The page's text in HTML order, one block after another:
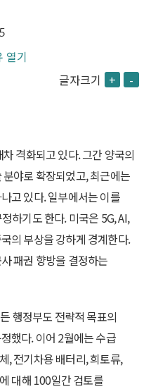
열기
글자크기 + -
격화되고 있다. 그간 양국의
야로 확장되었고, 최근에는
고 있다. 일부에서는 이를
하기도 한다. 미국은 5G, AI,
의 부상을 강하게 경계한다.
패권 향방을 결정하는
행정부도 전략적 목표의
했다. 이어 2월에는 수급
, 전기차용 배터리, 희토류,
대해 100일간 검토를